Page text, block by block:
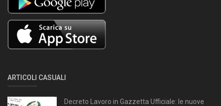
ARTICOLI CASUALI
Decreto Lavoro in Gazzetta Ufficiale: le nuove